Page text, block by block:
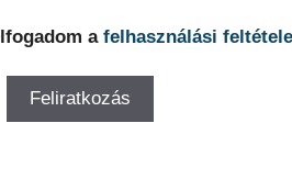
a felhasználási